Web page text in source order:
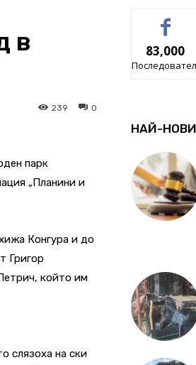
в
0
239
парк
„Планини и
Конгура и до
Григор
който им
слязоха на ски
83,000
НАЙ-